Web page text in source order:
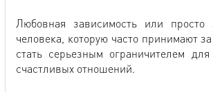
Любовная зависимость или просто
человека, которую часто принимают
стать серьезным ограничителем
счастливых отношений.